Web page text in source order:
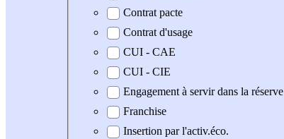
Contrat pacte
Contrat d'usage
CUI - CAE
CUI - CIE
Engagement à servir dans la réserve
Franchise
Insertion par l'activ.éco.